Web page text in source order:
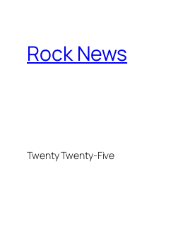
Rock News
Twenty Twenty-Five